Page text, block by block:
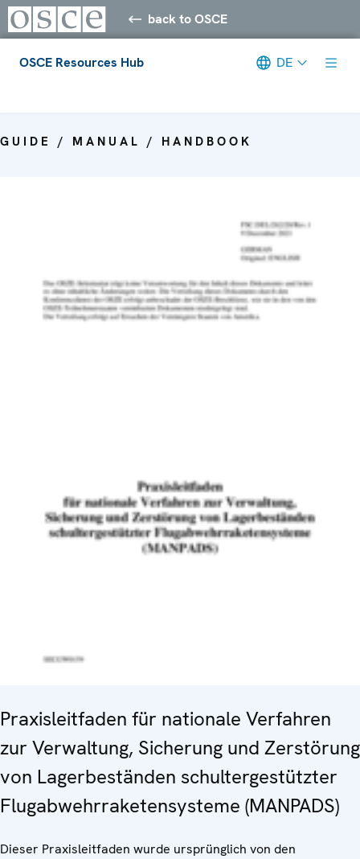
back to OSCE
OSCE Resources Hub DE
GUIDE / MANUAL / HANDBOOK
Praxisleitfaden für nationale Verfahren
zur Verwaltung, Sicherung und Zerstörung
von Lagerbeständen schultergestützter
Flugabwehrraketensysteme (MANPADS)
Dieser Praxisleitfaden wurde ursprünglich von den